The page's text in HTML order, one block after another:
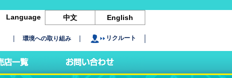
Language 中文 English
環境への取り組み リクルート